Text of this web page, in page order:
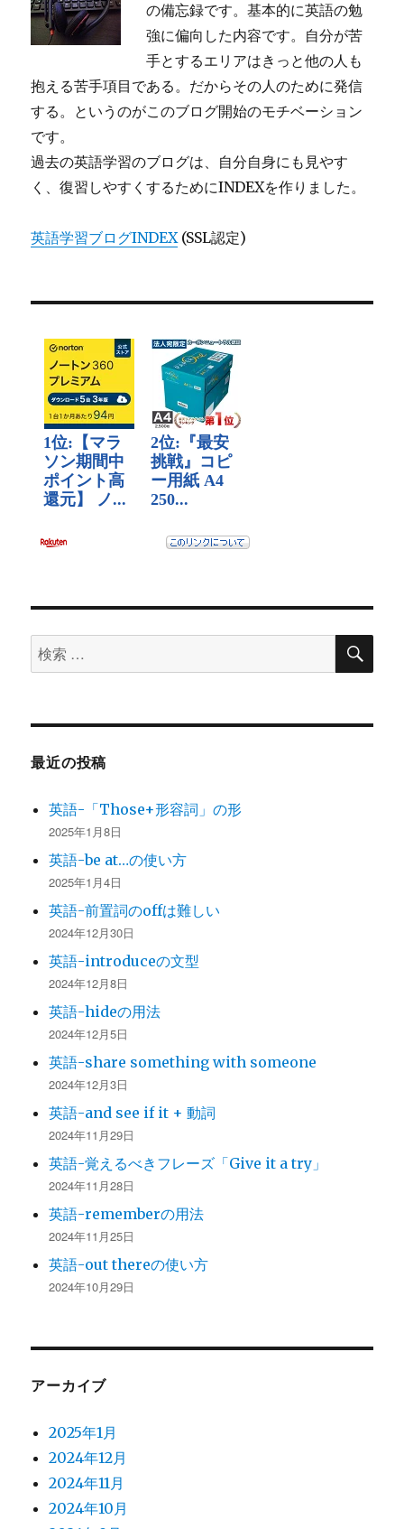
の備忘録です。基本的に英語の勉
強に偏向した内容です。自分が苦
手とするエリアはきっと他の人も
抱える苦手項目である。だからその人のために発信
する。というのがこのブログ開始のモチベーション
です。
過去の英語学習のブログは、自分自身にも見やす
く、復習しやすくするためにINDEXを作りました。
英語学習ブログINDEX(SSL認定)
検
索
象:
検
最近の投稿
英語-「Those+形容詞」の形
2025年1月8日
英語-be at…の使い方
2025年1月4日
英語-前置詞のoffは難しい
2024年12月30日
英語-introduceの文型
2024年12月8日
英語-hideの用法
2024年12月5日
英語-share something with someone
2024年12月3日
英語-and see if it + 動詞
2024年11月29日
英語-覚えるべきフレーズ「Give it a try」
2024年11月28日
英語-rememberの用法
2024年11月25日
英語-out thereの使い方
2024年10月29日
アーカイブ
2025年1月
2024年12月
2024年11月
2024年10月